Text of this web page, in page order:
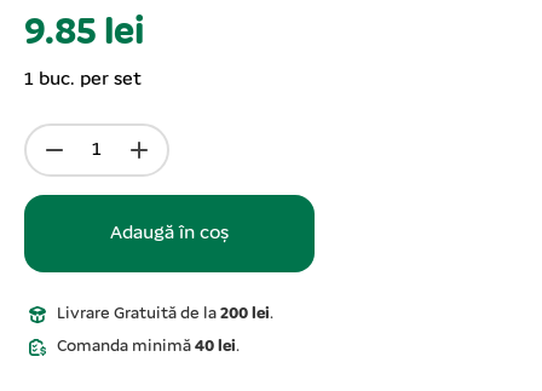
9.85 lei
1 buc. per set
Adaugă în coș
Livrare Gratuită de la 200 lei.
Comanda minimă 40 lei.